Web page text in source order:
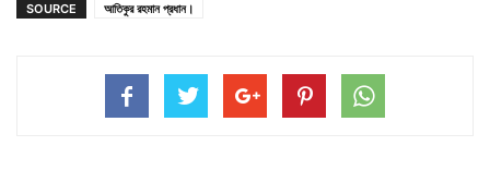
SOURCE আতিকুর রহমান প্রধান।